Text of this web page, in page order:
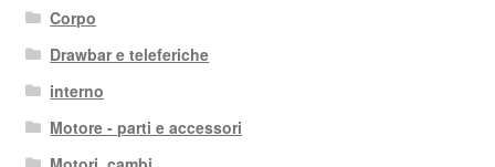
Corpo
Drawbar e teleferiche
interno
Motore - parti e accessori